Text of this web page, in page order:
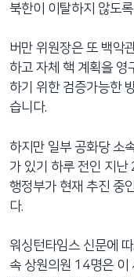
북한이 이탈하지 않도
버만 위원장은 또 백악
하고 자체 핵 계획을 영
하기 위한 검증가능한
습니다.
하지만 일부 공화당 소
가 있기 하루 전인 지난
행정부가 현재 추진 중
다.
워싱턴타임스 신문에
속 상원의원 14명은 이